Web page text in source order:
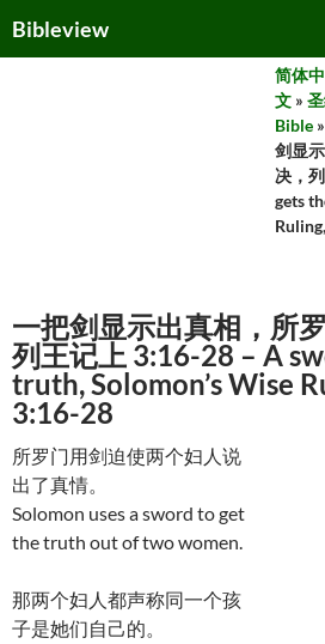
toBibleview
简体中
文 »
Bible »
剑显
决，
gets
一把剑显示出真相，所
列王记上 3:16-28 – A
truth, Solomon’s Wise
3:16-28
所罗门用剑迫使两个妇人说
出了真情。
Solomon uses a sword to get
the truth out of two women.
那两个妇人都声称同一个孩
子是她们自己的。